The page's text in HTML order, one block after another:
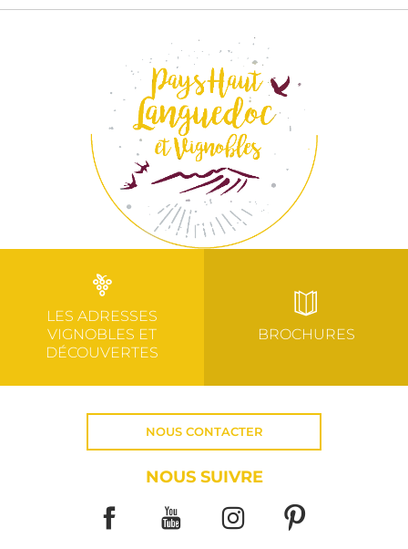
LES ADRESSES
VIGNOBLES ET
DÉCOUVERTES
BROCHURES
NOUS CONTACTER
NOUS SUIVRE